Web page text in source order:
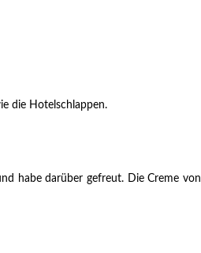
die Hotelschlappen.
habe darüber gefreut. Die Creme von